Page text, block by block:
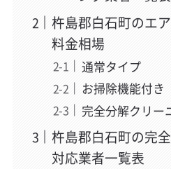
杵島郡白石町のエ
料金相場
通常タイプ
お掃除機能付き
完全分解クリー
杵島郡白石町の完
対応業者一覧表